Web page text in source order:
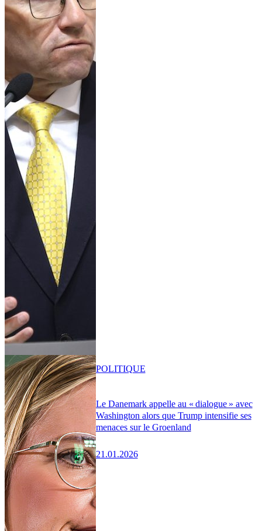
Le Danemark appelle au « dialogue » avec
Washington alors que Trump intensifie ses
menaces sur le Groenland
21.01.2026
POLITIQUE